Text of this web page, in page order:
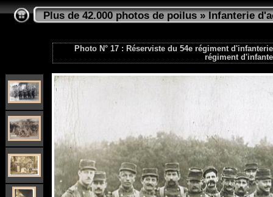
Plus de 42.000 photos de poilus»Infanterie
Photo N° 17 : Réserviste du 54e régiment
régiment